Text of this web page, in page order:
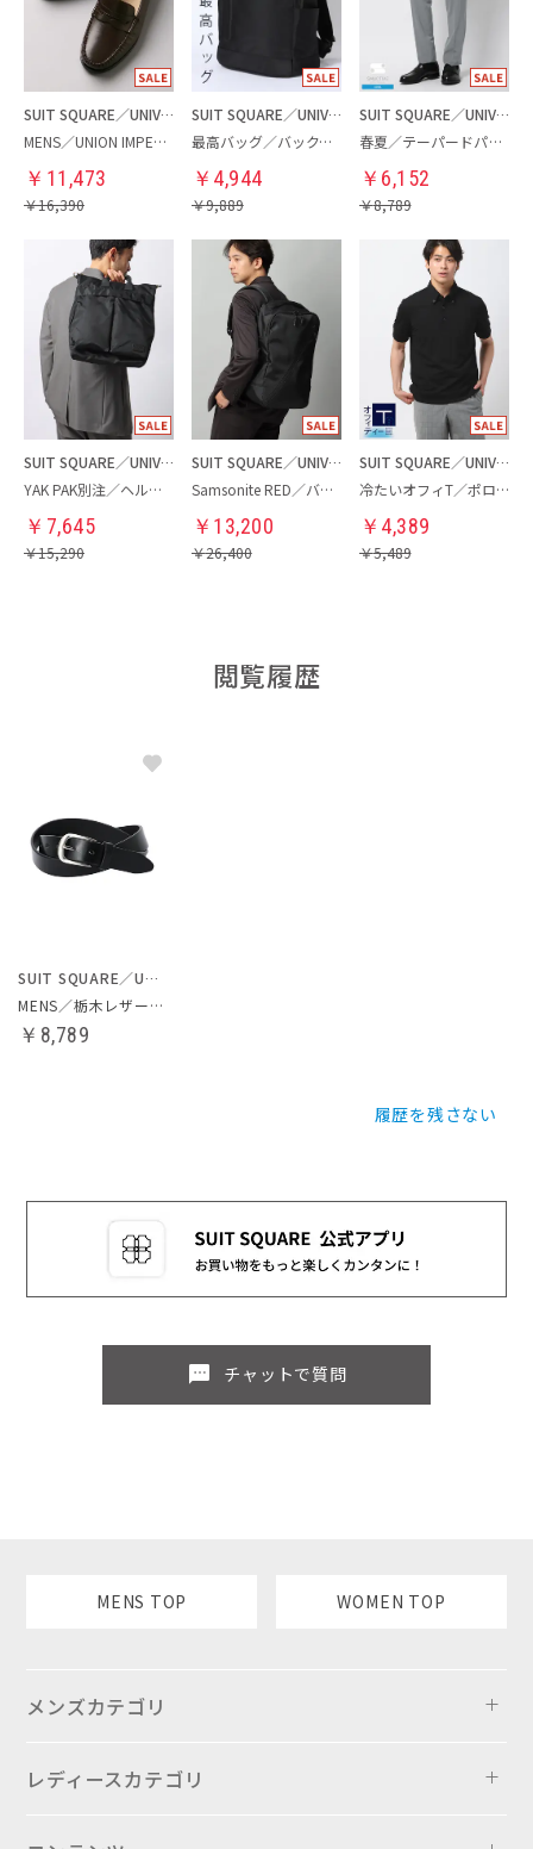
SUIT SQUARE／UNIVERSAL LANGUAGE
MENS／UNION IMPERIAL監修／コインローファー
￥ 11,473
￥16,390
SUIT SQUARE／UNIVERSAL LANGUAGE
最高バッグ／バックパック
￥ 4,944
￥9,889
SUIT SQUARE／UNIVERSAL LANGUAGE
春夏／テーパードパンツ
￥ 6,152
￥8,789
SUIT SQUARE／UNIVERSAL LANGUAGE
YAK PAK別注／ヘルメットバッグ
￥ 7,645
￥15,290
SUIT SQUARE／UNIVERSAL LANGUAGE
Samsonite RED／バックパック
￥ 13,200
￥26,400
SUIT SQUARE／UNIVERSAL LANGUAGE
冷たいオフィT／ポロシャツ
￥ 4,389
￥5,489
閲覧履歴
SUIT SQUARE／UNIVERSAL LANGUAGE
MENS／栃木レザー／ベルト
￥8,789
履歴を残さない
sms チャットで質問
MENS TOP WOMEN TOP
メンズカテゴリ
レディースカテゴリ